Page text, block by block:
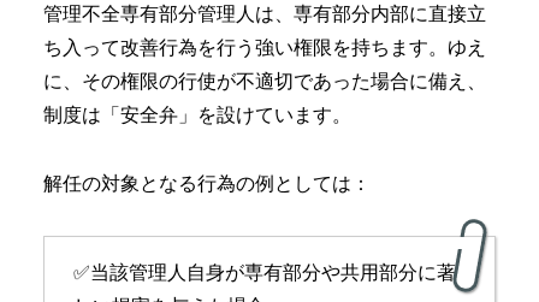
管理不全専有部分管理人は、専有部分内部に直接立
ち入って改善行為を行う強い権限を持ちます。ゆえ
に、その権限の行使が不適切であった場合に備え、
制度は「安全弁」を設けています。
解任の対象となる行為の例としては：
✅当該管理人自身が専有部分や共用部分に著